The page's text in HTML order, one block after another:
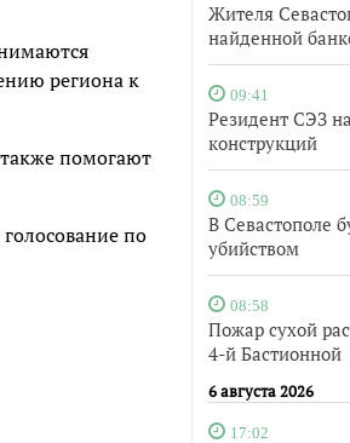
Жителя
найденной
09:41
Резидент СЭЗ
конструкций
08:59
В Севастополе
убийством
08:58
Пожар сухой
4-й Бастионной
6 августа 2026
17:02
региона к
помогают
голосование по